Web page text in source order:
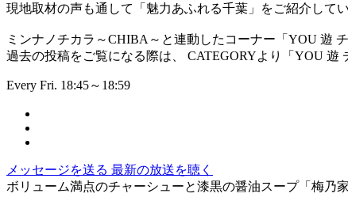
現地取材の声も通して「魅力あふれる千葉」をご紹介してい
ミンナノチカラ～CHIBA～と連動したコーナー「YOU 遊
過去の投稿をご覧になる際は、 CATEGORYより「YOU 遊
Every Fri. 18:45～18:59
メッセージを送る 最新の放送を聴く
ボリューム満点のチャーシューと漆黒の醤油スープ「梅乃